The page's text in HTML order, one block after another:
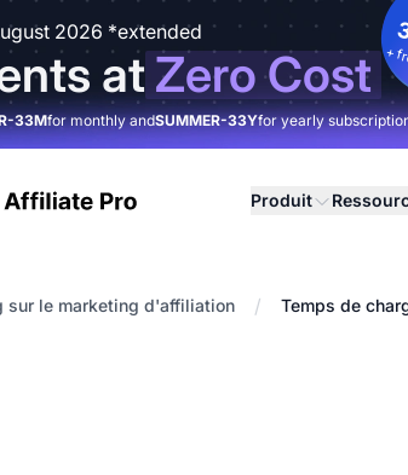
2026 *extended
atZero Cost +
33Mfor monthly andSUMMER-33Yfor yearly
Produit
sur le marketing d'affiliation / Temps de